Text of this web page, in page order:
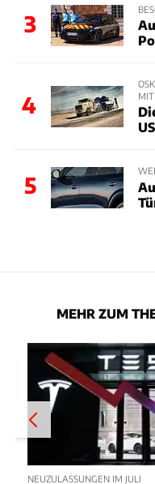
3
4
5
MEHR ZUM
NEUZULASSUNGEN IM JULI